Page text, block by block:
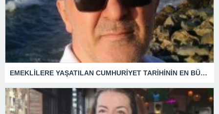
EMEKLİLERE YAŞATILAN CUMHURİYET TARİHİNİN EN BÜYÜK ZULMÜNÜN DERİN ANALİZİ !